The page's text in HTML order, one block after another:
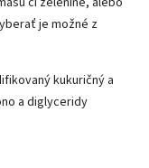
je možné z
kukuričný a
a diglyceridy